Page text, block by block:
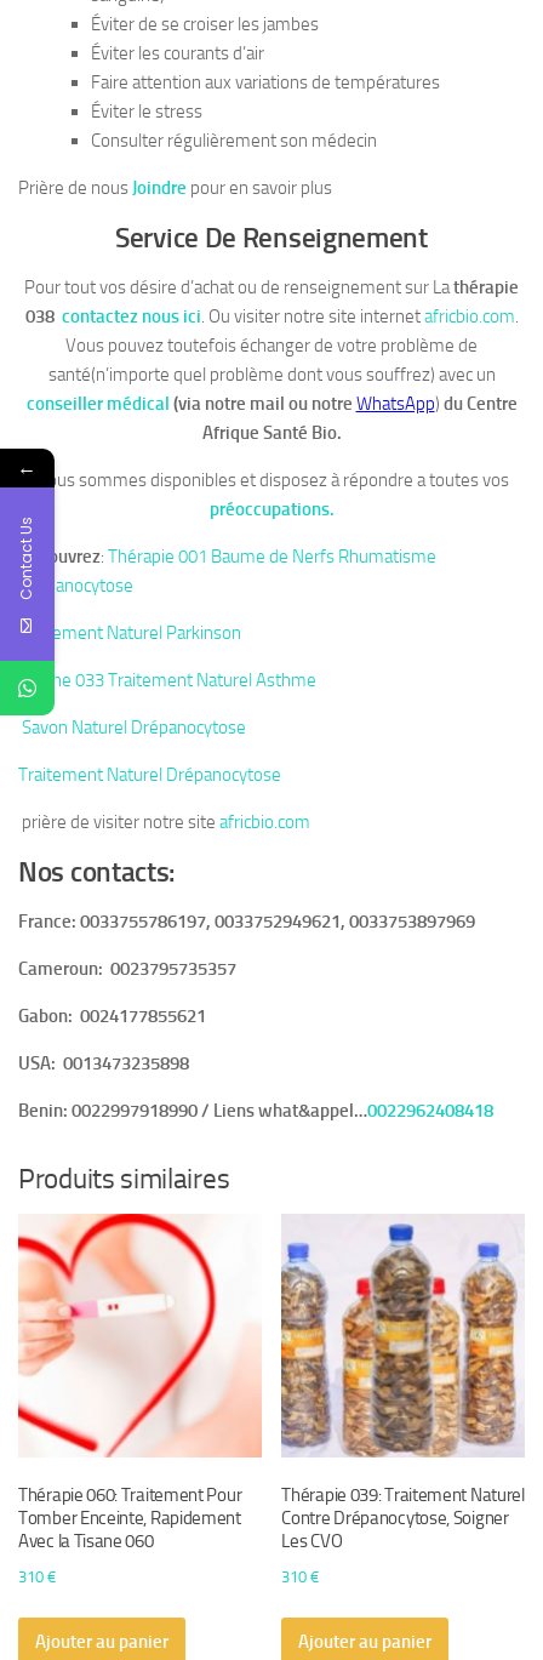
Éviter de se croiser les jambes
Éviter les courants d’air
Faire attention aux variations de températures
Éviter le stress
Consulter régulièrement son médecin
Prière de nous Joindre pour en savoir plus
Service De Renseignement
Pour tout vos désire d’achat ou de renseignement sur Lathérapie
038 contactez nous ici. Ou visiter notre site internetafricbio.com.
Vous pouvez toutefois échanger de votre problème de
santé(n’importe quel problème dont vous souffrez) avec un
conseiller médical (via notre mail ou notre WhatsApp) du Centre
Afrique Santé Bio.
Nous sommes disponibles et disposez à répondre a toutes vos
préoccupations.
Découvrez: Thérapie 001 Baume de Nerfs Rhumatisme
Drépanocytose
Traitement Naturel Parkinson
Tisane 033 Traitement Naturel Asthme
Savon Naturel Drépanocytose
Traitement Naturel Drépanocytose
prière de visiter notre site africbio.com
Nos contacts:
France: 0033755786197, 0033752949621, 0033753897969
Cameroun: 0023795735357
Gabon: 0024177855621
USA: 0013473235898
Benin: 0022997918990 / Liens what&appel…0022962408418
Produits similaires
Thérapie 060: Traitement Pour
Tomber Enceinte, Rapidement
Avec la Tisane 060
310 €
Ajouter au panier
Thérapie 039: Traitement Naturel
Contre Drépanocytose, Soigner
Les CVO
310€
Ajouter au panier
←
Contact Us